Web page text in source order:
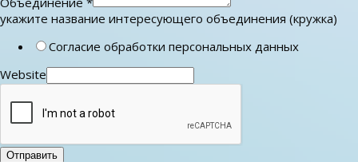
укажите название интересующего объединения (кружка)
Согласие обработки персональных данных
Website
Отправить